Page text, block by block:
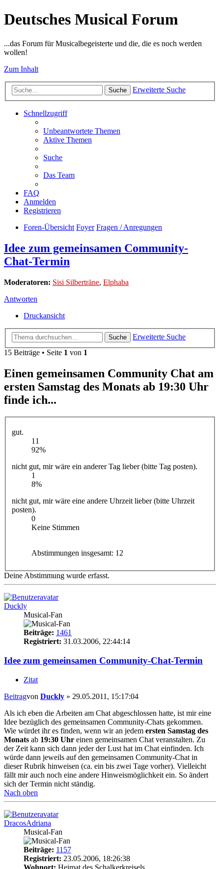
Deutsches Musical Forum
...das Forum für Musicalbegeisterte und die, die es noch werden
wollen!
Zum Inhalt
Suche Erweiterte Suche
Schnellzugriff
Unbeantwortete Themen
Aktive Themen
Suche
Das Team
FAQ
Anmelden
Registrieren
Foren-Übersicht Foyer Fragen / Anregungen
Idee zum gemeinsamen Community-
Chat-Termin
Moderatoren: Sisi Silberträne, Elphaba
Antworten
Druckansicht
Suche
Erweiterte Suche
15 Beiträge • Seite 1 von 1
Einen gemeinsamen Community Chat am
ersten Samstag des Monats ab 19:30 Uhr
finde ich...
gut.
11
92%
nicht gut, mir wäre ein anderer Tag lieber (bitte Tag posten).
1
8%
nicht gut, mir wäre eine andere Uhrzeit lieber (bitte Uhrzeit
posten).
0
Keine Stimmen
Abstimmungen insgesamt: 12
Deine Abstimmung wurde erfasst.
Duckly
Musical-Fan
Beiträge: 1461
Registriert: 31.03.2006, 22:44:14
Idee zum gemeinsamen Community-Chat-Termin
Zitat
Beitragvon Duckly » 29.05.2011, 15:17:04
Als ich eben die Arbeiten am Chat abgeschlossen hatte, ist mir eine
Idee bezüglich des gemeinsamen Community-Chats gekommen.
Wie würdet ihr es finden, wenn wir an jedem ersten Samstag des
Monats ab 19:30 Uhr einen gemeinsamen Chat veranstalten. Zu
der Zeit kann sich dann jeder der Lust hat im Chat einfinden. Ich
würde dann jeweils auf den gemeinsamen Community-Chat in
dieser Rubrik hinweisen (ca. ein bis zwei Tage vorher). Vielleicht
fällt mir auch noch eine andere Hinweismöglichkeit ein. So ändert
sich der Termin nicht ständig.
Nach oben
DracosAdriana
Musical-Fan
Beiträge: 1157
Registriert: 23.05.2006, 18:26:38
Wohnort: Heimat des Schalkerkreisels